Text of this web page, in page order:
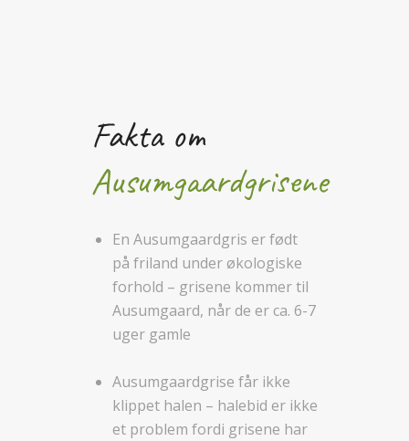
Fakta om
Ausumgaardgrisene
En Ausumgaardgris er født
på friland under økologiske
forhold – grisene kommer til
Ausumgaard, når de er ca. 6-7
uger gamle
Ausumgaardgrise får ikke
klippet halen – halebid er ikke
et problem fordi grisene har